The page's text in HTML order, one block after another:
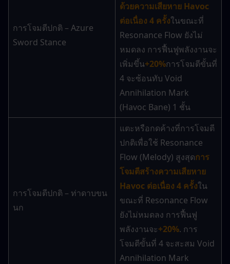
การโจมตีปกติ – Azure
Sword Stance
ด้วยความเสียหาย Havoc
ต่อเนื่อง 4 ครั้งในขณะที่
Resonance Flow ยังไม่
หมดลง การฟื้นฟูพลังงานจะ
เพิ่มขึ้น+20%การโจมตีขั้นที่
4 จะซ้อนทับ Void
Annihilation Mark
(Havoc Bane) 1 ชั้น
การโจมตีปกติ – ท่าดาบขน
นก
แตะหรือกดค้างที่การโจมตี
ปกติเพื่อใช้ Resonance
Flow (Melody) สูงสุดการ
โจมตีสร้างความเสียหาย
Havoc ต่อเนื่อง 4 ครั้งใน
ขณะที่ Resonance Flow
ยังไม่หมดลง การฟื้นฟู
พลังงานจะ+20%. การ
โจมตีขั้นที่ 4 จะสะสม Void
Annihilation Mark